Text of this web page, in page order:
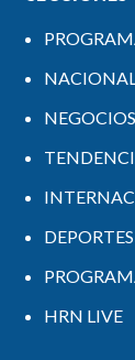
DEPORTES
HRN LIVE